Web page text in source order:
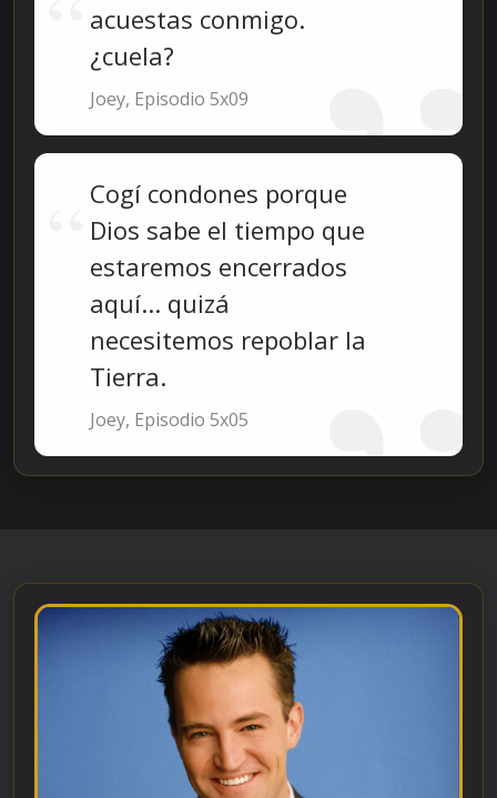
acuestas conmigo.
¿cuela?
Joey, Episodio 5x09
Cogí condones porque
Dios sabe el tiempo que
estaremos encerrados
aquí... quizá
necesitemos repoblar la
Tierra.
Joey, Episodio 5x05